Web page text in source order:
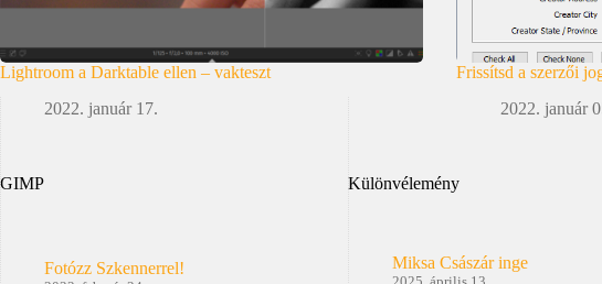
Lightroom a Darktable ellen – vakteszt
2022. január 17.
Frissítsd a szerzői
2022. január
GIMP
Fotózz Szkennerrel!
Különvélemény
Miksa Császár inge